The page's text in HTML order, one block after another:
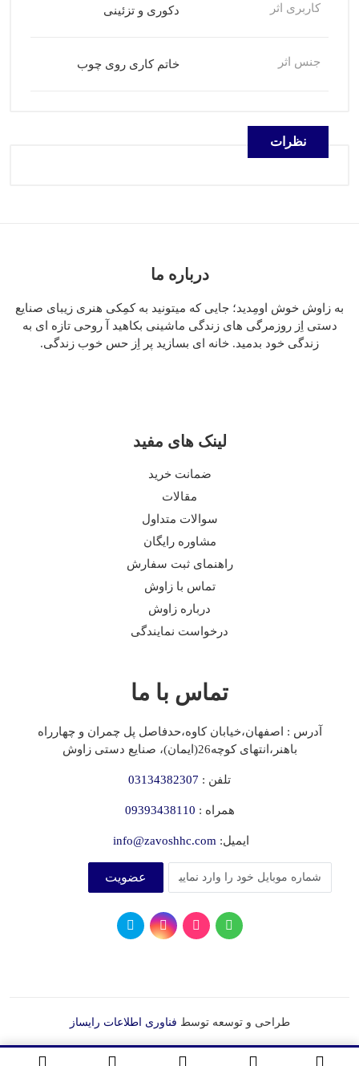
کاربری اثر دکوری و تزئینی
جنس اثر خاتم کاری روی چوب
نظرات
درباره ما
به زاوش خوش اومِدید؛ جایی که میتونید به کمِکی هنری زیبای صنایع
دستی اِز روزمرگی های زندگی ماشینی بکاهید آ روحی تازه ای به
زندگی خود بدمید. خانه ای بسازید پر اِز حس خوب زندگی.
لینک های مفید
ضمانت خرید
مقالات
سوالات متداول
مشاوره رایگان
راهنمای ثبت سفارش
تماس با زاوش
درباره زاوش
درخواست نمایندگی
تماس با ما
آدرس : اصفهان،خیابان کاوه،حدفاصل پل چمران و چهارراه
باهنر،انتهای کوچه26(ایمان)، صنایع دستی زاوش
تلفن : 03134382307
همراه : 09393438110
ایمیل: info@zavoshhc.com
عضویت
طراحی و توسعه توسط فناوری اطلاعات رایساز